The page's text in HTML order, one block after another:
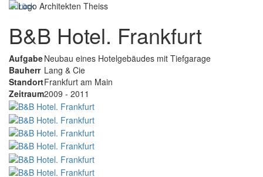
Zurück
B&B Hotel. Frankfurt
AufgabeNeubau eines Hotelgebäudes mit Tiefgarage
Bauherr Lang & Cie
StandortFrankfurt am Main
Zeitraum2009 - 2011